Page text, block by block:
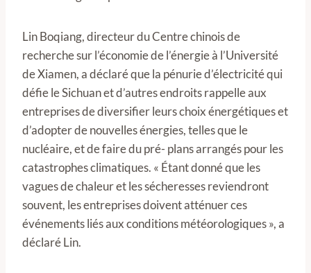
Lin Boqiang, directeur du Centre chinois de
recherche sur l’économie de l’énergie à l’Université
de Xiamen, a déclaré que la pénurie d’électricité qui
défie le Sichuan et d’autres endroits rappelle aux
entreprises de diversifier leurs choix énergétiques et
d’adopter de nouvelles énergies, telles que le
nucléaire, et de faire du pré- plans arrangés pour les
catastrophes climatiques. « Étant donné que les
vagues de chaleur et les sécheresses reviendront
souvent, les entreprises doivent atténuer ces
événements liés aux conditions météorologiques », a
déclaré Lin.